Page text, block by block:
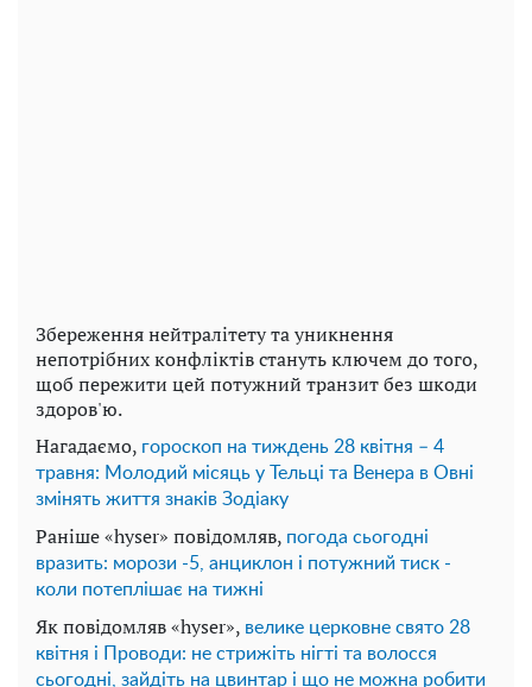
Збереження нейтралітету та уникнення
непотрібних конфліктів стануть ключем до того,
щоб пережити цей потужний транзит без шкоди
здоров'ю.
Нагадаємо, гороскоп на тиждень 28 квітня – 4
травня: Молодий місяць у Тельці та Венера в Овні
змінять життя знаків Зодіаку
Раніше «hyser» повідомляв, погода сьогодні
вразить: морози -5, анциклон і потужний тиск -
коли потеплішає на тижні
Як повідомляв «hyser», велике церковне свято 28
квітня і Проводи: не стрижіть нігті та волосся
сьогодні, зайдіть на цвинтар і що не можна робити